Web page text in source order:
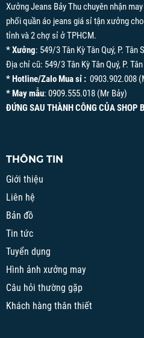
Xưởng Jeans Bảy Thu chuyên nhận
phối quần áo jeans giá sỉ tận xưởng
tỉnh và 2 chợ sỉ ở TPHCM.
* Xưởng: 549/3 Tân Kỳ Tân Quý, P. Tân
Địa chỉ cũ: 549/3 Tân Kỳ Tân Quý, P. Tân
* Hotline/Zalo Mua sỉ : 0903.902.008
* May mẫu: 0909.555.018 (Mr Bảy)
ĐỨNG SAU THÀNH CÔNG CỦA SHOP
THÔNG TIN
Giới thiệu
Liên hệ
Bản đồ
Tin tức
Tuyển dụng
Hình ảnh xưởng may
Câu hỏi thường gặp
Khách hàng thân thiết